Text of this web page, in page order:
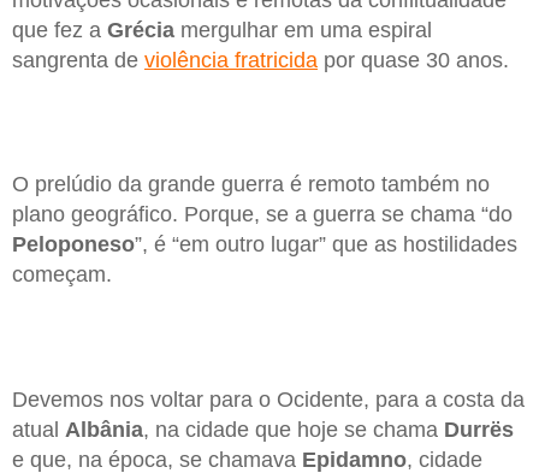
que fez a Grécia mergulhar em uma espiral
sangrenta de violência fratricida por quase 30 anos.
O prelúdio da grande guerra é remoto também no
plano geográfico. Porque, se a guerra se chama “do
Peloponeso”, é “em outro lugar” que as hostilidades
começam.
Devemos nos voltar para o Ocidente, para a costa da
atual Albânia, na cidade que hoje se chama Durrës
e que, na época, se chamava Epidamno, cidade